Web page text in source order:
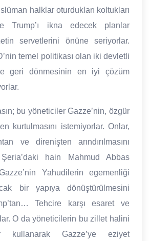
halklar oturdukları koltukları
Trump’ı ikna edecek planlar
servetlerini önüne seriyorlar.
temel politikası olan iki devletli
geri dönmesinin en iyi çözüm
bu yöneticiler Gazze’nin, özgür
kurtulmasını istemiyorlar. Onlar,
ve direnişten arındırılmasını
hain Mahmud Abbas
Yahudilerin egemenliği
bir yapıya dönüştürülmesini
Tehcire karşı esaret ve
O da yöneticilerin bu zillet halini
kullanarak Gazze’ye eziyet